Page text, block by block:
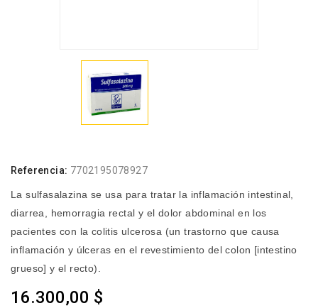
Referencia: 7702195078927
La sulfasalazina se usa para tratar la inflamación intestinal,
diarrea, hemorragia rectal y el dolor abdominal en los
pacientes con la colitis ulcerosa (un trastorno que causa
inflamación y úlceras en el revestimiento del colon [intestino
grueso] y el recto).
16.300,00 $